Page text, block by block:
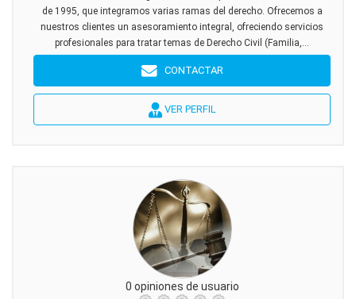
de 1995, que integramos varias ramas del derecho. Ofrecemos a
nuestros clientes un asesoramiento integral, ofreciendo servicios
profesionales para tratar temas de Derecho Civil (Familia,...
CONTACTAR
VER PERFIL
0 opiniones de usuario